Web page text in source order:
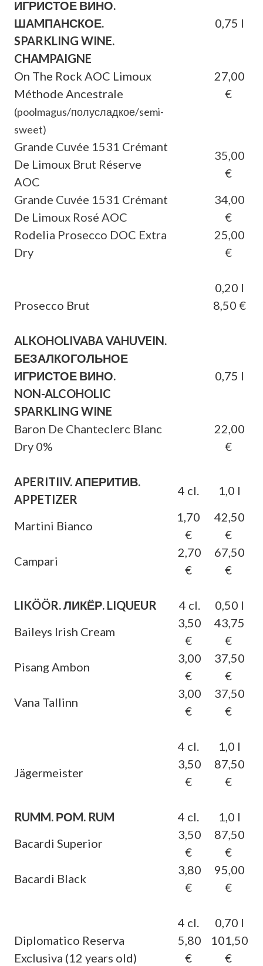
ИГРИСТОЕ ВИНО.
ШАMПАНСКОЕ.
SPARKLING WINE.
CHAMPAIGNE
0,75 l
On The Rock AOC Limoux
Méthode Ancestrale
27,00
€
(poolmagus/полусладкое/semi-
sweet)
Grande Cuvée 1531 Crémant
De Limoux Brut Réserve
AOC
35,00
€
Grande Cuvée 1531 Crémant
De Limoux Rosé AOC
34,00
€
Rodelia Prosecco DOC Extra
Dry
25,00
€
0,20 l
Prosecco Brut
8,50 €
ALKOHOLIVABA VAHUVEIN.
БЕЗАЛКОГОЛЬНОЕ
ИГРИСТОЕ ВИНО.
NON-ALCOHOLIC
SPARKLING WINE
0,75 l
Baron De Chanteclerc Blanc
Dry 0%
22,00
€
APERITIIV. АПЕРИТИВ.
APPETIZER
4 cl. 1,0 l
Martini Bianco
1,70
€
42,50
€
Campari
2,70
€
67,50
€
LIKÖÖR. ЛИКЁР. LIQUEUR 4 cl.
0,50 l
Baileys Irish Cream
3,50
€
43,75
€
Pisang Ambon
3,00
€
37,50
€
Vana Tallinn
3,00
€
37,50
€
4 cl.
1,0 l
Jägermeister
3,50
€
87,50
€
RUMM. РОM. RUM 4 cl.
1,0 l
Bacardi Superior
3,50
€
87,50
€
Bacardi Black
3,80
€
95,00
€
4 cl.
0,70 l
Diplomatico Reserva
Exclusiva (12 years old)
5,80
€
101,50
€